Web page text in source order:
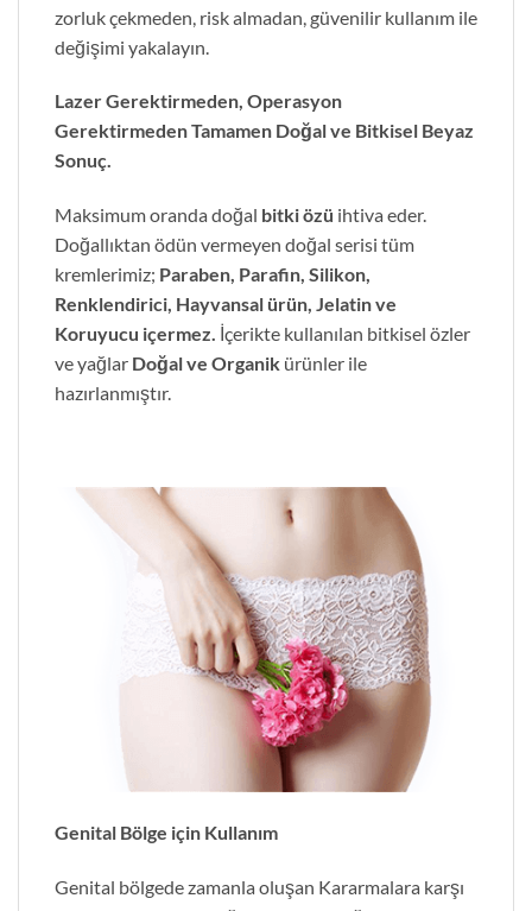
zorluk çekmeden, risk almadan, güvenilir kullanım ile
değişimi yakalayın.
Lazer Gerektirmeden, Operasyon
Gerektirmeden Tamamen Doğal ve Bitkisel Beyaz
Sonuç.
Maksimum oranda doğal bitki özü ihtiva eder.
Doğallıktan ödün vermeyen doğal serisi tüm
kremlerimiz; Paraben, Parafin, Silikon,
Renklendirici, Hayvansal ürün, Jelatin ve
Koruyucu içermez. İçerikte kullanılan bitkisel özler
ve yağlar Doğal ve Organik ürünler ile
hazırlanmıştır.
Genital Bölge için Kullanım
Genital bölgede zamanla oluşan Kararmalara karşı